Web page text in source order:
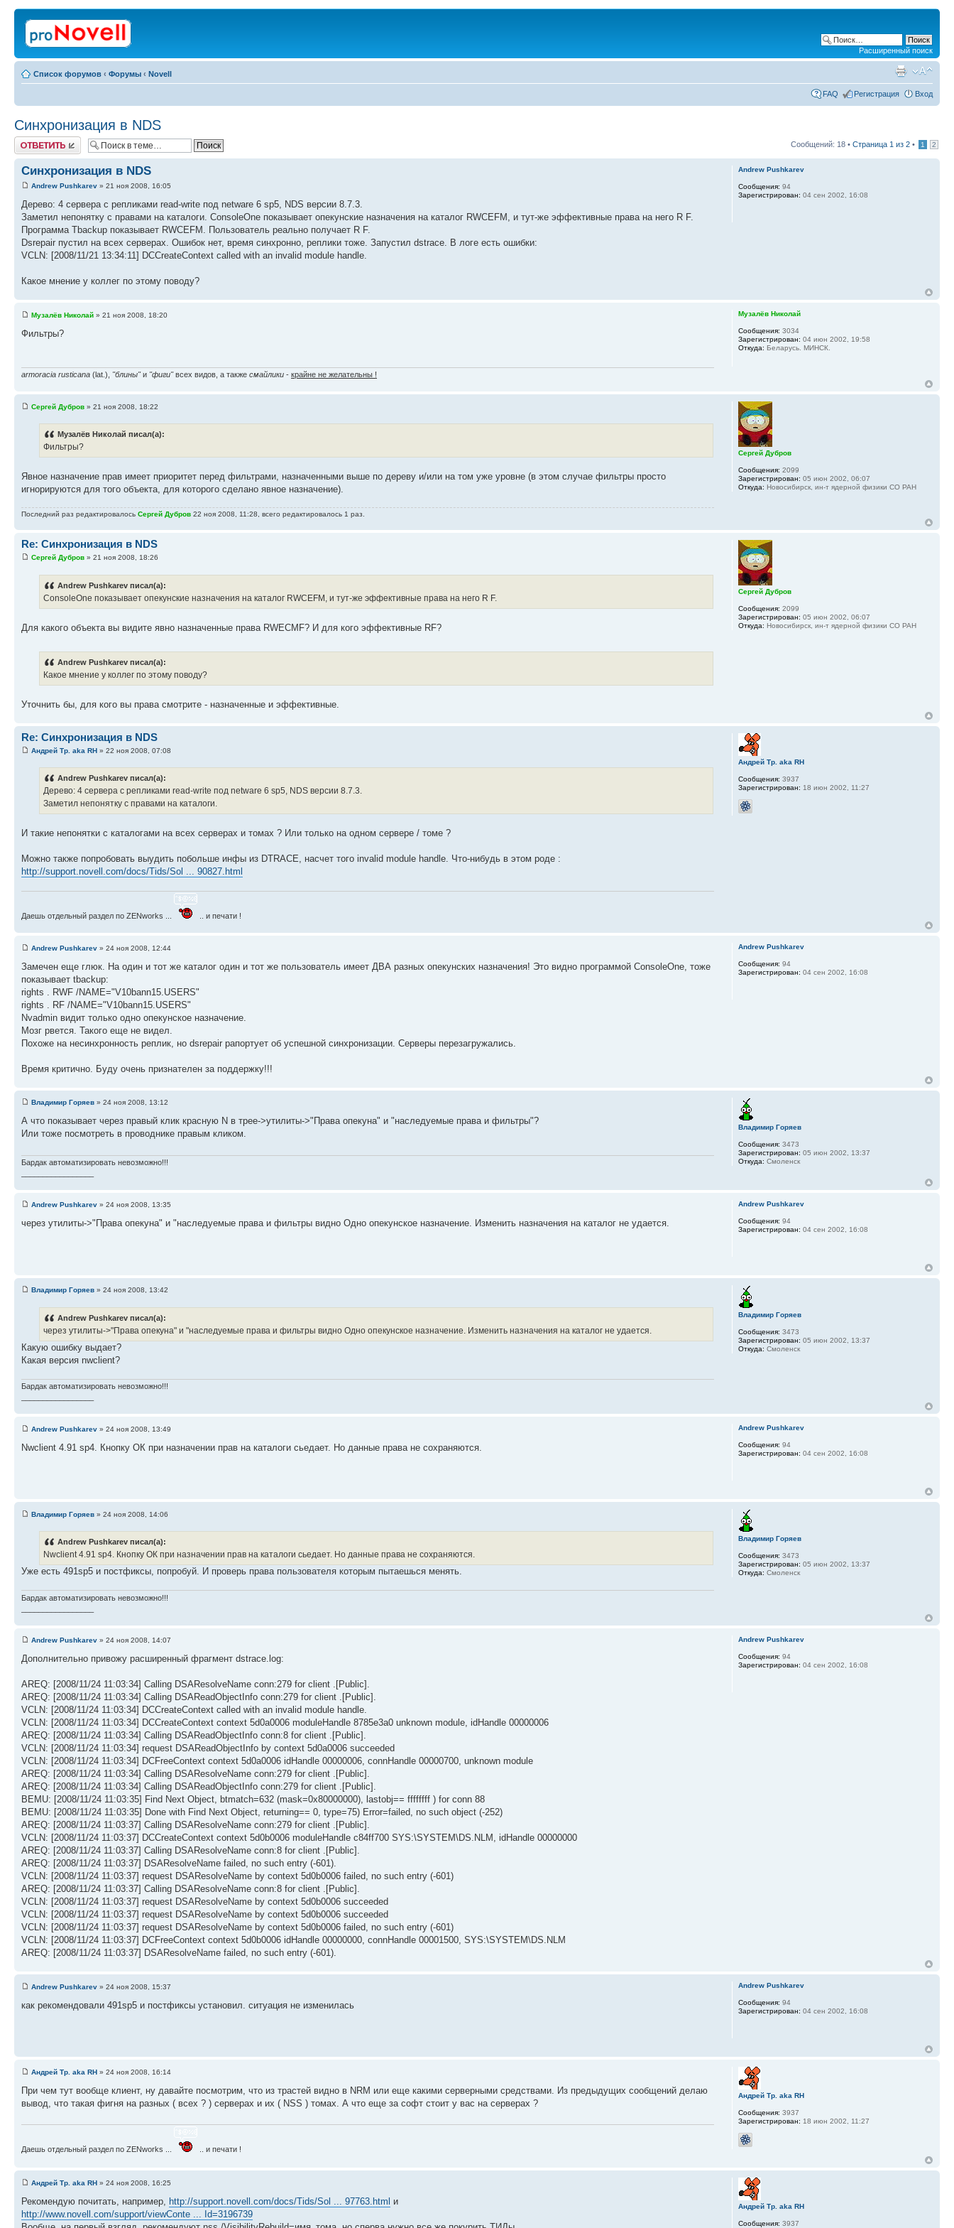
Расширенный поиск
Список форумов ‹ Форумы ‹ Novell
FAQ Регистрация Вход
Синхронизация в NDS
Ответить Сообщений: 18 • Страница 1 из 2 • 1 2
Синхронизация в NDS
Andrew Pushkarev » 21 ноя 2008, 16:05
Дерево: 4 сервера с репликами read-write под netware 6 sp5, NDS версии 8.7.3.
Заметил непонятку с правами на каталоги. ConsoleOne показывает опекунские назначения на каталог RWCEFM, и тут-же эффективные права на него R F.
Программа Tbackup показывает RWCEFM. Пользователь реально получает R F.
Dsrepair пустил на всех серверах. Ошибок нет, время синхронно, реплики тоже. Запустил dstrace. В логе есть ошибки:
VCLN: [2008/11/21 13:34:11] DCCreateContext called with an invalid module handle.
Какое мнение у коллег по этому поводу?
Andrew Pushkarev
Сообщения: 94
Зарегистрирован: 04 сен 2002, 16:08
Музалёв Николай » 21 ноя 2008, 18:20
Фильтры?
armoracia rusticana (lat.), "блины"и "фиги"всех видов, а также смайлики - крайне не желательны !
Музалёв Николай
Сообщения: 3034
Зарегистрирован: 04 июн 2002, 19:58
Откуда: Беларусь. МИНСК.
Сергей Дубров » 21 ноя 2008, 18:22
Музалёв Николай писал(а):
Фильтры?
Явное назначение прав имеет приоритет перед фильтрами, назначенными выше по дереву и/или на том уже уровне (в этом случае фильтры просто
игнорируются для того объекта, для которого сделано явное назначение).
Последний раз редактировалось Сергей Дубров 22 ноя 2008, 11:28, всего редактировалось 1 раз.
Сергей Дубров
Сообщения: 2099
Зарегистрирован: 05 июн 2002, 06:07
Откуда: Новосибирск, ин-т ядерной физики СО РАН
Re: Синхронизация в NDS
Сергей Дубров » 21 ноя 2008, 18:26
Andrew Pushkarev писал(а):
ConsoleOne показывает опекунские назначения на каталог RWCEFM, и тут-же эффективные права на него R F.
Для какого объекта вы видите явно назначенные права RWECMF? И для кого эффективные RF?
Andrew Pushkarev писал(а):
Какое мнение у коллег по этому поводу?
Уточнить бы, для кого вы права смотрите - назначенные и эффективные.
Сергей Дубров
Сообщения: 2099
Зарегистрирован: 05 июн 2002, 06:07
Откуда: Новосибирск, ин-т ядерной физики СО РАН
Re: Синхронизация в NDS
Андрей Тр. aka RH » 22 ноя 2008, 07:08
Andrew Pushkarev писал(а):
Дерево: 4 сервера с репликами read-write под netware 6 sp5, NDS версии 8.7.3.
Заметил непонятку с правами на каталоги.
И такие непонятки с каталогами на всех серверах и томах ? Или только на одном сервере / томе ?
Можно также попробовать выудить побольше инфы из DTRACE, насчет того invalid module handle. Что-нибудь в этом роде :
http://support.novell.com/docs/Tids/Sol ... 90827.html
Даешь отдельный раздел по ZENworks ... .. и печати !
Андрей Тр. aka RH
Сообщения: 3937
Зарегистрирован: 18 июн 2002, 11:27
Andrew Pushkarev » 24 ноя 2008, 12:44
Замечен еще глюк. На один и тот же каталог один и тот же пользователь имеет ДВА разных опекунских назначения! Это видно программой ConsoleOne, тоже
показывает tbackup:
rights . RWF /NAME="V10bann15.USERS"
rights . RF /NAME="V10bann15.USERS"
Nvadmin видит только одно опекунское назначение.
Мозг рвется. Такого еще не видел.
Похоже на несинхронность реплик, но dsrepair рапортует об успешной синхронизации. Серверы перезагружались.
Время критично. Буду очень признателен за поддержку!!!
Andrew Pushkarev
Сообщения: 94
Зарегистрирован: 04 сен 2002, 16:08
Владимир Горяев » 24 ноя 2008, 13:12
А что показывает через правый клик красную N в трее->утилиты->"Права опекуна" и "наследуемые права и фильтры"?
Или тоже посмотреть в проводнике правым кликом.
Бардак автоматизировать невозможно!!!
Владимир Горяев
Сообщения: 3473
Зарегистрирован: 05 июн 2002, 13:37
Откуда: Смоленск
Andrew Pushkarev » 24 ноя 2008, 13:35
через утилиты->"Права опекуна" и "наследуемые права и фильтры видно Одно опекунское назначение. Изменить назначения на каталог не удается.
Andrew Pushkarev
Сообщения: 94
Зарегистрирован: 04 сен 2002, 16:08
Владимир Горяев » 24 ноя 2008, 13:42
Andrew Pushkarev писал(а):
через утилиты->"Права опекуна" и "наследуемые права и фильтры видно Одно опекунское назначение. Изменить назначения на каталог не удается.
Какую ошибку выдает?
Какая версия nwclient?
Бардак автоматизировать невозможно!!!
Владимир Горяев
Сообщения: 3473
Зарегистрирован: 05 июн 2002, 13:37
Откуда: Смоленск
Andrew Pushkarev » 24 ноя 2008, 13:49
Nwclient 4.91 sp4. Кнопку ОК при назначении прав на каталоги сьедает. Но данные права не сохраняются.
Andrew Pushkarev
Сообщения: 94
Зарегистрирован: 04 сен 2002, 16:08
Владимир Горяев » 24 ноя 2008, 14:06
Andrew Pushkarev писал(а):
Nwclient 4.91 sp4. Кнопку ОК при назначении прав на каталоги сьедает. Но данные права не сохраняются.
Уже есть 491sp5 и постфиксы, попробуй. И проверь права пользователя которым пытаешься менять.
Бардак автоматизировать невозможно!!!
Владимир Горяев
Сообщения: 3473
Зарегистрирован: 05 июн 2002, 13:37
Откуда: Смоленск
Andrew Pushkarev » 24 ноя 2008, 14:07
Дополнительно привожу расширенный фрагмент dstrace.log:
AREQ: [2008/11/24 11:03:34] Calling DSAResolveName conn:279 for client .[Public].
AREQ: [2008/11/24 11:03:34] Calling DSAReadObjectInfo conn:279 for client .[Public].
VCLN: [2008/11/24 11:03:34] DCCreateContext called with an invalid module handle.
VCLN: [2008/11/24 11:03:34] DCCreateContext context 5d0a0006 moduleHandle 8785e3a0 unknown module, idHandle 00000006
AREQ: [2008/11/24 11:03:34] Calling DSAReadObjectInfo conn:8 for client .[Public].
VCLN: [2008/11/24 11:03:34] request DSAReadObjectInfo by context 5d0a0006 succeeded
VCLN: [2008/11/24 11:03:34] DCFreeContext context 5d0a0006 idHandle 00000006, connHandle 00000700, unknown module
AREQ: [2008/11/24 11:03:34] Calling DSAResolveName conn:279 for client .[Public].
AREQ: [2008/11/24 11:03:34] Calling DSAReadObjectInfo conn:279 for client .[Public].
BEMU: [2008/11/24 11:03:35] Find Next Object, btmatch=632 (mask=0x80000000), lastobj== ffffffff ) for conn 88
BEMU: [2008/11/24 11:03:35] Done with Find Next Object, returning== 0, type=75) Error=failed, no such object (-252)
AREQ: [2008/11/24 11:03:37] Calling DSAResolveName conn:279 for client .[Public].
VCLN: [2008/11/24 11:03:37] DCCreateContext context 5d0b0006 moduleHandle c84ff700 SYS:\SYSTEM\DS.NLM, idHandle 00000000
AREQ: [2008/11/24 11:03:37] Calling DSAResolveName conn:8 for client .[Public].
AREQ: [2008/11/24 11:03:37] DSAResolveName failed, no such entry (-601).
VCLN: [2008/11/24 11:03:37] request DSAResolveName by context 5d0b0006 failed, no such entry (-601)
AREQ: [2008/11/24 11:03:37] Calling DSAResolveName conn:8 for client .[Public].
VCLN: [2008/11/24 11:03:37] request DSAResolveName by context 5d0b0006 succeeded
VCLN: [2008/11/24 11:03:37] request DSAResolveName by context 5d0b0006 succeeded
VCLN: [2008/11/24 11:03:37] request DSAResolveName by context 5d0b0006 failed, no such entry (-601)
VCLN: [2008/11/24 11:03:37] DCFreeContext context 5d0b0006 idHandle 00000000, connHandle 00001500, SYS:\SYSTEM\DS.NLM
AREQ: [2008/11/24 11:03:37] DSAResolveName failed, no such entry (-601).
Andrew Pushkarev
Сообщения: 94
Зарегистрирован: 04 сен 2002, 16:08
Andrew Pushkarev » 24 ноя 2008, 15:37
как рекомендовали 491sp5 и постфиксы установил. ситуация не изменилась
Andrew Pushkarev
Сообщения: 94
Зарегистрирован: 04 сен 2002, 16:08
Андрей Тр. aka RH » 24 ноя 2008, 16:14
При чем тут вообще клиент, ну давайте посмотрим, что из трастей видно в NRM или еще какими серверными средствами. Из предыдущих сообщений делаю
вывод, что такая фигня на разных ( всех ? ) серверах и их ( NSS ) томах. А что еще за софт стоит у вас на серверах ?
Даешь отдельный раздел по ZENworks ... .. и печати !
Андрей Тр. aka RH
Сообщения: 3937
Зарегистрирован: 18 июн 2002, 11:27
Андрей Тр. aka RH » 24 ноя 2008, 16:25
Рекомендую почитать, например, http://support.novell.com/docs/Tids/Sol ... 97763.html и
http://www.novell.com/support/viewConte ... Id=3196739
Андрей Тр. aka RH
Сообщения: 3937